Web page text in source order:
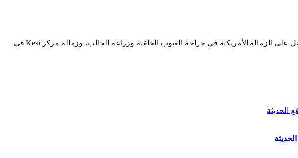
استاذ جراحات مجرى البول المعقدة بجامعة الزقازيق، متخصص في جراحات العيوب الخلقية والإحليل السفلي. حاصل على الزمالة الأمريكية في جراحة العيوب الخلقية وزراعة الحالب، وزمالة مركز Kesi في